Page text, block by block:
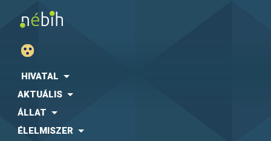
HIVATAL
AKTUÁLIS
ÁLLAT
ÉLELMISZER